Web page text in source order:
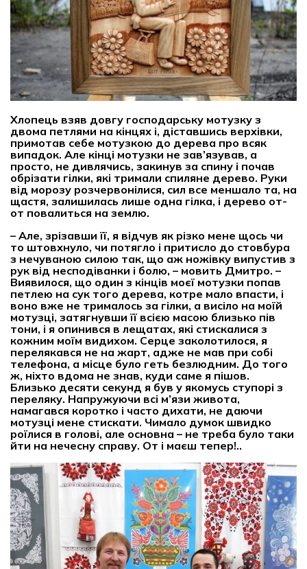
Хлопець взяв довгу господарську мотузку з
двома петлями на кінцях і, діставшись верхівки,
примотав себе мотузкою до дерева про всяк
випадок. Але кінці мотузки не зав’язував, а
просто, не дивлячись, закинув за спину і почав
обрізати гілки, які тримали спиляне дерево. Руки
від морозу розчервонілися, сил все меншало та, на
щастя, залишилась лише одна гілка, і дерево от-
от повалиться на землю.
– Але, зрізавши її, я відчув як різко мене щось чи
то штовхнуло, чи потягло і притисло до стовбура
з нечуваною силою так, що аж ножівку випустив з
рук від несподіванки і болю, – мовить Дмитро. –
Виявилося, що один з кінців моєї мотузки попав
петлею на сук того дерева, котре мало впасти, і
воно вже не трималось за гілки, а висіло на моїй
мотузці, затягнувши її всією масою близько пів
тони, і я опинився в лещатах, які стискалися з
кожним моїм видихом. Серце заколотилося, я
перелякався не на жарт, адже не мав при собі
телефона, а місце було геть безлюдним. До того
ж, ніхто вдома не знав, куди саме я пішов.
Близько десяти секунд я був у якомусь ступорі з
переляку. Напружуючи всі м’язи живота,
намагався коротко і часто дихати, не даючи
мотузці мене стискати. Чимало думок швидко
роїлися в голові, але основна – не треба було таки
йти на нечесну справу. От і маєш тепер!..